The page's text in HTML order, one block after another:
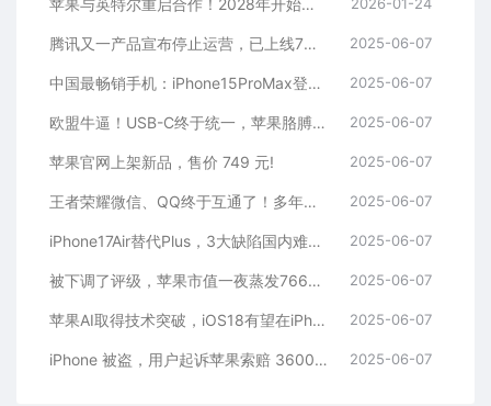
苹果与英特尔重启合作！2028年开始代工iPhone的A22芯片 2026-01-24
腾讯又一产品宣布停止运营，已上线7年多！ 2025-06-07
中国最畅销手机：iPhone15ProMax登顶，华为Mate60 Pro排名第二 2025-06-07
欧盟牛逼！USB-C终于统一，苹果胳膊拗不过大腿 2025-06-07
苹果官网上架新品，售价 749 元! 2025-06-07
王者荣耀微信、QQ终于互通了！多年的世纪难题解决了 2025-06-07
iPhone17Air替代Plus，3大缺陷国内难大卖 2025-06-07
被下调了评级，苹果市值一夜蒸发7660亿元！ 2025-06-07
苹果AI取得技术突破，iOS18有望在iPhone上运行Apple GPT 2025-06-07
iPhone 被盗，用户起诉苹果索赔 3600 万！ 2025-06-07